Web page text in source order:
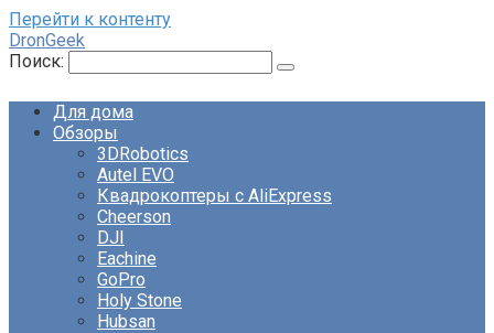
Перейти к контенту
DronGeek
Поиск:
Для дома
Обзоры
3DRobotics
Autel EVO
Квадрокоптеры с AliExpress
Cheerson
DJI
Eachine
GoPro
Holy Stone
Hubsan